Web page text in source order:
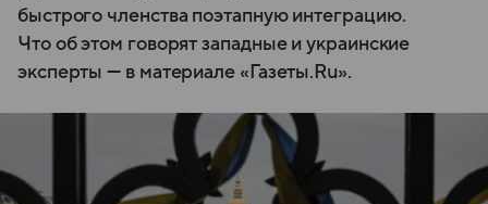
быстрого членства поэтапную интеграцию.
Что об этом говорят западные и украинские
эксперты — в материале «Газеты.Ru».